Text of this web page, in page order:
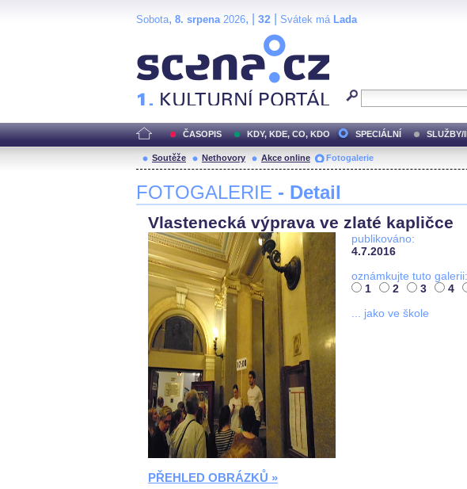
Sobota, 8. srpena2026, | 32 Svátek má Lada
ČASOPIS KDY, KDE, CO, KDO SPECIÁLNÍ SLUŽBY/
Soutěže Nethovory Akce online Fotogalerie
FOTOGALERIE - Detail
Vlastenecká výprava ve zlaté kapličce
publikováno:
4.7.2016
oznámkujte tuto galerii:
1
2 3 4
... jako ve škole
PŘEHLED OBRÁZKŮ »